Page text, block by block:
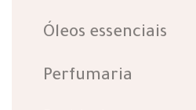
Óleos essenciais
Perfumaria